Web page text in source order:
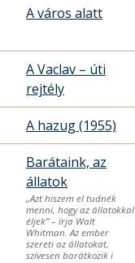
A város alatt
A Vaclav – úti
rejtély
A hazug (1955)
Barátaink, az
állatok
„Azt hiszem el tudnék
menni, hogy az állatokkal
éljek” – írja Walt
Whitman. Az ember
szereti az állatokat,
szívesen barátkozik i